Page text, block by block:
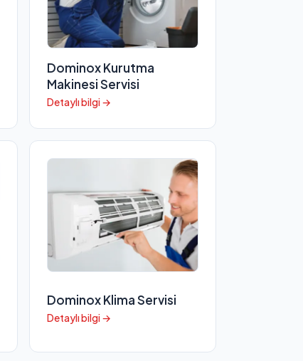
Dominox Kurutma
Makinesi Servisi
Detaylı bilgi →
Dominox Klima Servisi
Detaylı bilgi →